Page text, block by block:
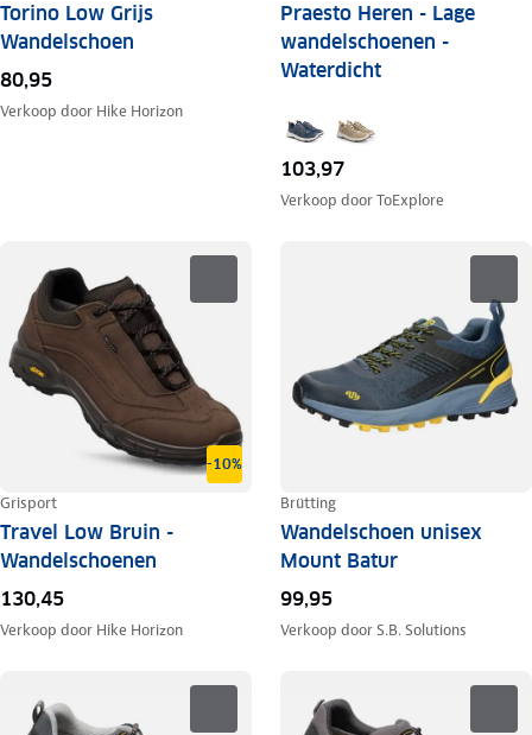
Torino Low Grijs
Wandelschoen
80,95
Verkoop door Hike Horizon
Praesto Heren - Lage
wandelschoenen -
Waterdicht
103,97
Verkoop doorToExplore
-10%
Grisport
Travel Low Bruin -
Wandelschoenen
130,45
Verkoop door Hike Horizon
Brütting
Wandelschoen unisex
Mount Batur
99,95
Verkoop doorS.B. Solutions